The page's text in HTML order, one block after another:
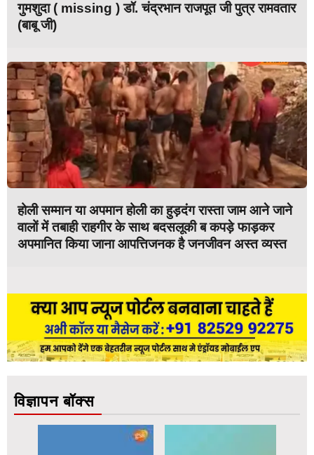
गुमशुदा ( missing ) डॉ. चंद्रभान राजपूत जी पुत्र रामवतार
(बाबू जी)
होली सम्मान या अपमान होली का हुड़दंग रास्ता जाम आने जाने
वालों में तबाही राहगीर के साथ बदसलूकी ब कपड़े फाड़कर
अपमानित किया जाना आपत्तिजनक है जनजीवन अस्त व्यस्त
विज्ञापन बॉक्स